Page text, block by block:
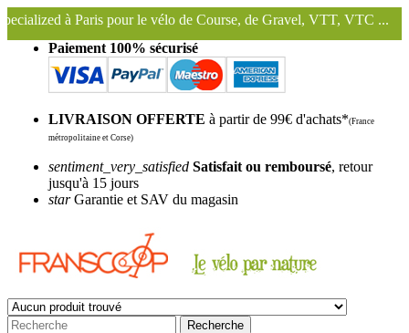
le vélo de Course, de Gravel, VTT, VTC ...
Nous conservons
Paiement 100% sécurisé
LIVRAISON OFFERTE à partir de 99€ d'achats*(France
métropolitaine et Corse)
sentiment_very_satisfied Satisfait ou remboursé, retour
jusqu'à 15 jours
starGarantie et SAV du magasin
Recherche